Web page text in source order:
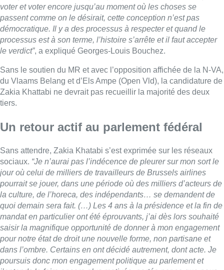
Sans attendre, Zakia Khatabi s’est exprimée sur les réseaux
sociaux.“Je n’aurai pas l’indécence de pleurer sur mon sort le
jour où celui de milliers de travailleurs de Brussels airlines
pourrait se jouer, dans une période où des milliers d’acteurs de
quoi demain sera fait. (…) Les 4 ans à la présidence et la fin de
mandat en particulier ont été éprouvants, j’ai dès lors souhaité
saisir la magnifique opportunité de donner à mon engagement
pour notre état de droit une nouvelle forme, non partisane et
poursuis donc mon engagement politique au parlement et
donnent à voir des possibles tous les héros de la crise sanitaire
que nous traversons.”
Pendant 9 mois, l’ex-coprésidente d’Ecolo dit avoir réfléchi,
pris du recul et est donc déterminée à revenir de manière active
en politique.
■ Duplex deMichel GeyeretYannick Vangansbeek.
V.Lh. avec Belga – Photo: Thierry Roge
Lire aussi :